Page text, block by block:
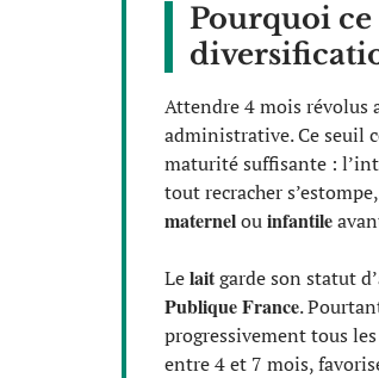
Pourquoi
Attendre 4 mois révolus
administrative. Ce seuil
maturité suffisante :
tout recracher
maternelouinfantile
Lelaitgarde son statut
Publique France.
progressivement tous les
entre 4 et 7 mois,